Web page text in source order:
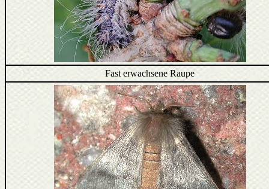
Fast erwachsene Raupe